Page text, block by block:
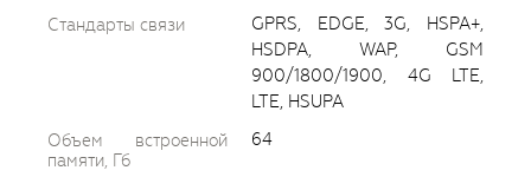
Стандарты связи
GPRS, EDGE, 3G, HSPA+,
HSDPA, WAP, GSM
900/1800/1900, 4G LTE,
LTE, HSUPA
Объем встроенной
памяти, Гб
64